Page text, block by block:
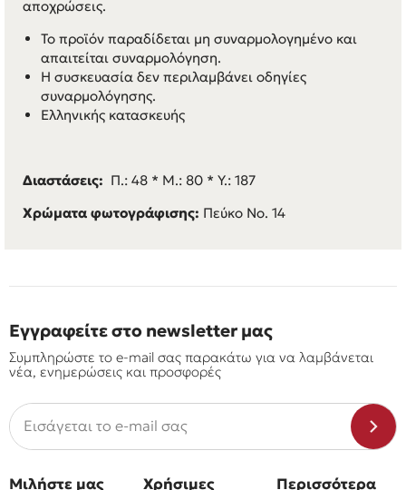
αποχρώσεις.
Το προϊόν παραδίδεται μη συναρμολογημένο και
απαιτείται συναρμολόγηση.
Η συσκευασία δεν περιλαμβάνει οδηγίες
συναρμολόγησης.
Ελληνικής κατασκευής
Διαστάσεις: Π.: 48 * M.: 80 * Y.: 187
Χρώματα φωτογράφισης: Πεύκο Νο. 14
Εγγραφείτε στο newsletter μας
Συμπληρώστε το e-mail σας παρακάτω για να λαμβάνεται
νέα, ενημερώσεις και προσφορές
Μιλήστε μας Χρήσιμες Περισσότερα